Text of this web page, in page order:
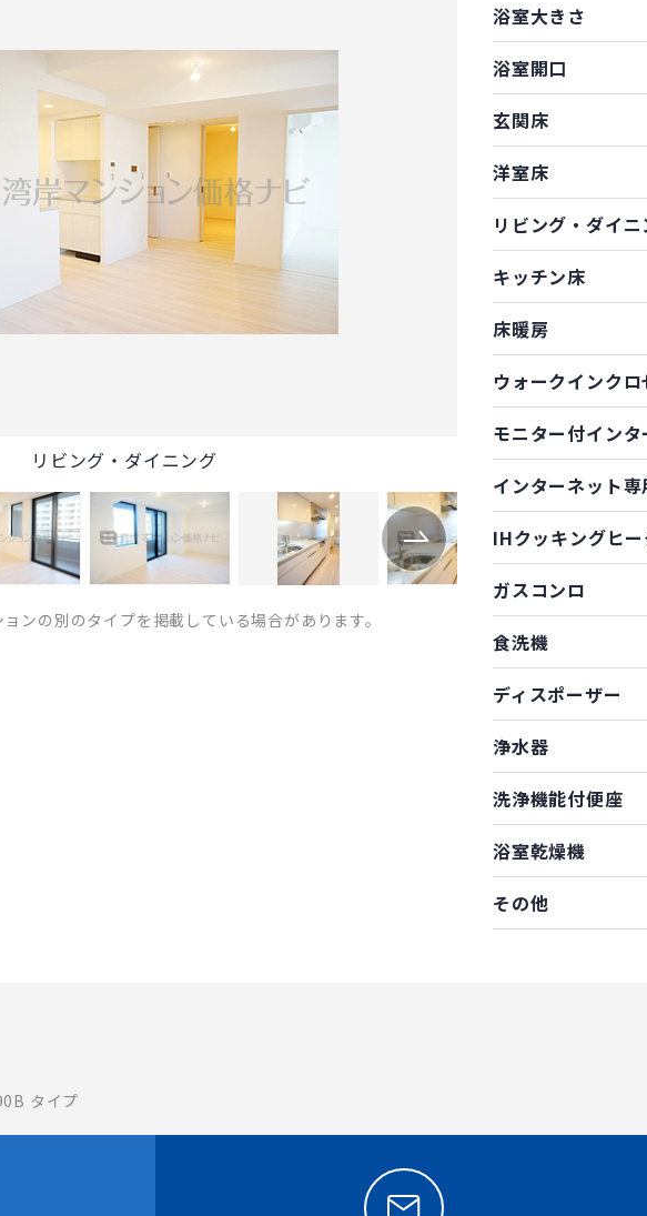
リビング・ダイニング
ンの別のタイプを掲載している場合があります。
浴室大きさ
浴室開口
玄関床
洋室床
リビング・ダイ
キッチン床
床暖房
ウォークインクロ
モニター付インタ
インターネット専
IHクッキングヒー
ガスコンロ
食洗機
ディスポーザー
浄水器
洗浄機能付便座
浴室乾燥機
その他
タイプ